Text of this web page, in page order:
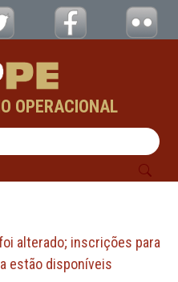
inscrições
OPERACIONAL
alterado; inscrições para
estão disponíveis